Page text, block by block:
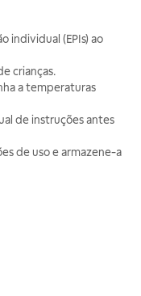
individual (EPIs) ao
crianças.
a temperaturas
de instruções antes
de uso e armazene-a